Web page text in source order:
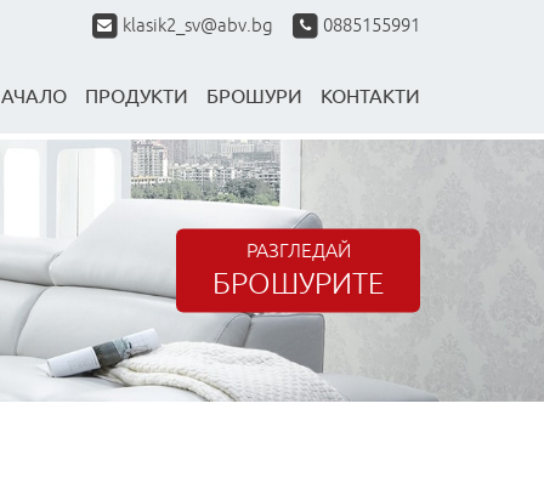
klasik2_sv@abv.bg 0885155991
ПРОДУКТИ БРОШУРИ КОНТАКТИ
РАЗГЛЕДАЙ
БРОШУРИТЕ